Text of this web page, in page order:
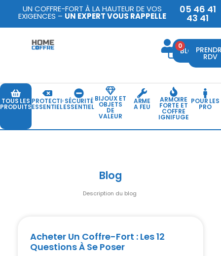
UN COFFRE-FORT À LA HAUTEUR DE VOS
EXIGENCES – UN EXPERT VOUS RAPPELLE
05 46 41
43 41
0BLOG
RDV
TOUS LES
PRODUITS
PROTECTION
ESSENTIELLE
SÉCURITÉ
ESSENTIELLE
BIJOUX ET
OBJETS
DE
VALEUR
ARME
A FEU
ARMOIRE
FORTE ET
COFFRE
IGNIFUGE
POUR LES
PRO
Blog
Description du blog
Acheter Un Coffre-Fort : Les 12
Questions À Se Poser